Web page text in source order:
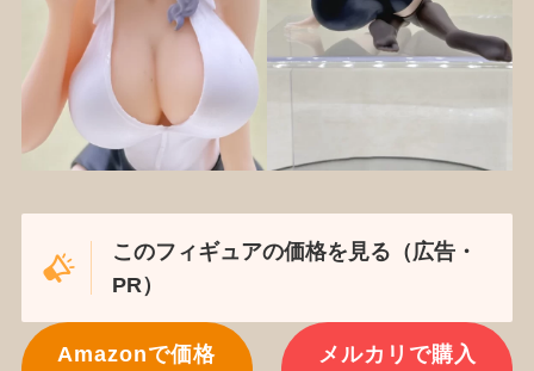
このフィギュアの価格を見る（広告・
PR）
Amazonで価格
メルカリで購入